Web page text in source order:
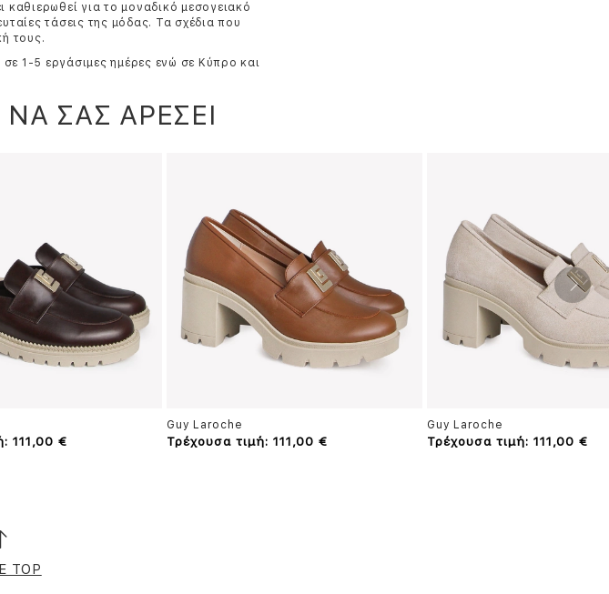
καθιερωθεί για το μοναδικό μεσογειακό
τάσεις της μόδας. Τα σχέδια που
τους.
1-5 εργάσιμες ημέρες ενώ σε Κύπρο και
ΣΑΣ ΑΡΕΣΕΙ
111,00 €
Guy Laroche
Τρέχουσα τιμή: 111,00 €
Guy Laroche
Τρέχουσα τιμή: 111,00 €
TOP